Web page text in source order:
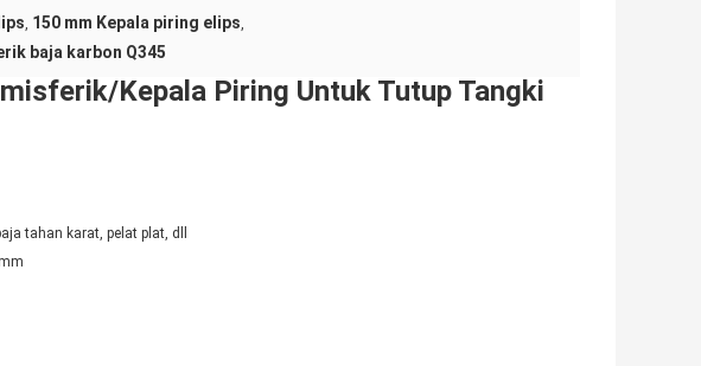
, 150 mm Kepala piring elips,
baja karbon Q345
Kepala Piring Untuk Tutup Tangki
tahan karat, pelat plat, dll